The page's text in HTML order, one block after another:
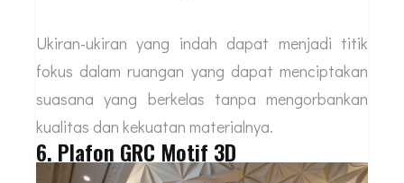
Ukiran-ukiran yang indah dapat menjadi titik
fokus dalam ruangan yang dapat menciptakan
suasana yang berkelas tanpa mengorbankan
kualitas dan kekuatan materialnya.
6. Plafon GRC Motif 3D